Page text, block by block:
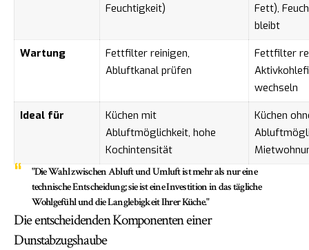
Feuchtigkeit)
Fett),
bleibt
Wartung
Fettfilter reinigen,
Abluftkanal prüfen
Fettfilter
wechseln
Ideal für
Küchen mit
Abluftmöglichkeit, hohe
Kochintensität
Küchen
"Die Wahl zwischen Abluft und Umluft ist mehr als nur eine
technische Entscheidung; sie ist eine Investition in das tägliche
Wohlgefühl und die Langlebigkeit Ihrer Küche."
Die entscheidenden Komponenten einer
Dunstabzugshaube